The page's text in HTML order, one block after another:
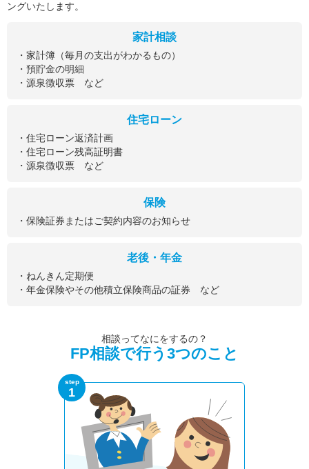
ングいたします。
家計相談
・家計簿（毎月の支出がわかるもの）
・預貯金の明細
・源泉徴収票 など
住宅ローン
・住宅ローン返済計画
・住宅ローン残高証明書
・源泉徴収票 など
保険
・保険証券またはご契約内容のお知らせ
老後・年金
・ねんきん定期便
・年金保険やその他積立保険商品の証券 など
相談ってなにをするの？
FP相談で行う3つのこと
step
1